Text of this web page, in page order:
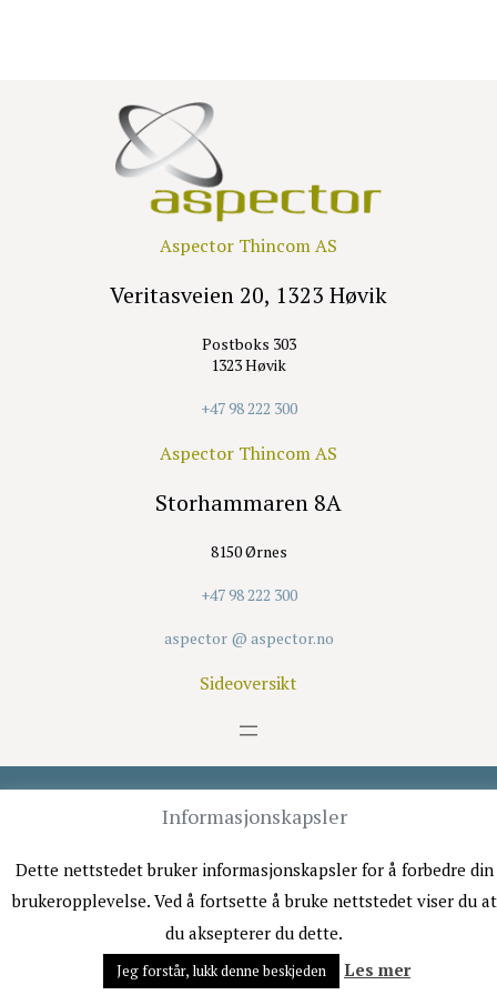
Aspector Thincom AS
Veritasveien 20, 1323 Høvik
Postboks 303
1323 Høvik
+47 98 222 300
Aspector Thincom AS
Storhammaren 8A
8150 Ørnes
+47 98 222 300
aspector @ aspector.no
Sideoversikt
98 222 302
Informasjonskapsler
Dette nettstedet bruker informasjonskapsler for å forbedre din
brukeropplevelse. Ved å fortsette å bruke nettstedet viser du at
du aksepterer du dette.
Jeg forstår, lukk denne beskjeden Les mer